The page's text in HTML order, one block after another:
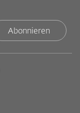
Abonnieren